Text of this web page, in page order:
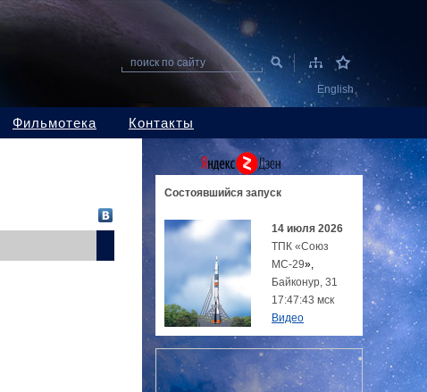
поиск по сайту
English
Фильмотека Контакты
Состоявшийся запуск
14 июля 2026
ТПК «Союз
МС-29»,
Байконур, 31
17:47:43 мск
Видео